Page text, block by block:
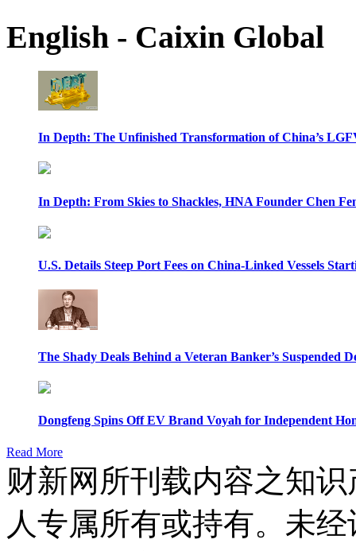
English - Caixin Global
In Depth: The Unfinished Transformation of China’s
In Depth: From Skies to Shackles, HNA Founder Chen
U.S. Details Steep Port Fees on China-Linked Vessels
The Shady Deals Behind a Veteran Banker’s Suspended
Dongfeng Spins Off EV Brand Voyah for Independent
Read More
财新网所刊载内容之知
人专属所有或持有。未